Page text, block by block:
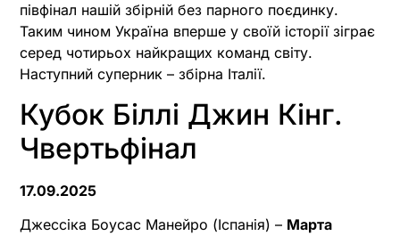
півфінал нашій збірній без парного поєдинку.
Таким чином Україна вперше у своїй історії зіграє
серед чотирьох найкращих команд світу.
Наступний суперник – збірна Італії.
Кубок Біллі Джин Кінг.
Чвертьфінал
17.09.2025
Джессіка Боусас Манейро (Іспанія) – Марта